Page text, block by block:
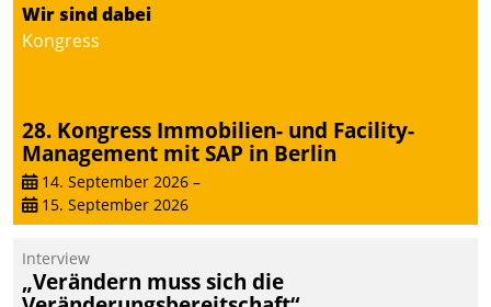
Wir sind dabei
Kongress
28. Kongress Immobilien- und Facility-
Management mit SAP in Berlin
14. September 2026 –
15. September 2026
Interview
„Verändern muss sich die